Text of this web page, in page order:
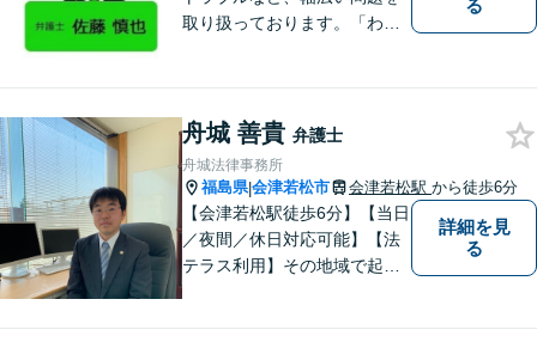
取り扱っております。「わか
ります。【無料駐車場あり】
る
舟城 善貴 弁護士
舟城法律事務所
福島県|会津若松市 会津若松駅 から徒歩6分
【会津若松駅徒歩6分】【当日
／夜間／休日対応可能】【法
テラス利用】その地域で起こ
詳細を見
る